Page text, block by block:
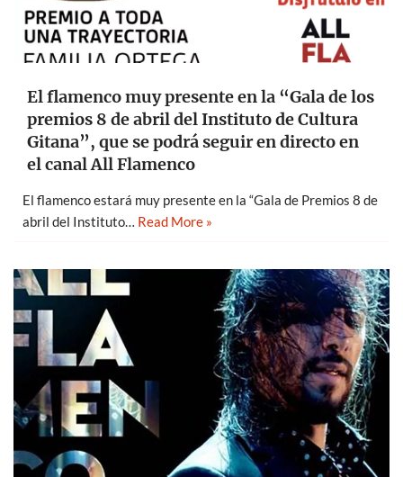
El flamenco muy presente en la “Gala de los
premios 8 de abril del Instituto de Cultura
Gitana”, que se podrá seguir en directo en
el canal All Flamenco
El flamenco estará muy presente en la “Gala de Premios 8 de
abril del Instituto… Read More »